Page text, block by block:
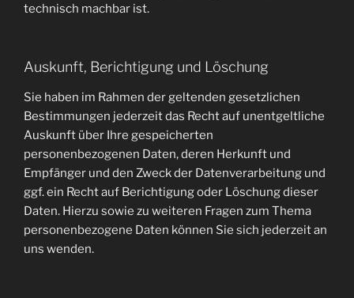
technisch machbar ist.
Auskunft, Berichtigung und Löschung
Sie haben im Rahmen der geltenden gesetzlichen
Bestimmungen jederzeit das Recht auf unentgeltliche
Auskunft über Ihre gespeicherten
personenbezogenen Daten, deren Herkunft und
Empfänger und den Zweck der Datenverarbeitung und
ggf. ein Recht auf Berichtigung oder Löschung dieser
Daten. Hierzu sowie zu weiteren Fragen zum Thema
personenbezogene Daten können Sie sich jederzeit an
uns wenden.